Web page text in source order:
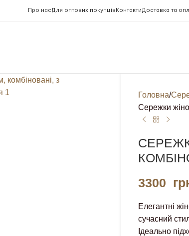
Про насДля оптових покупців КонтактиДоставка та
Головна
Сережки
3300
Елегантні
сучасний
Ідеально